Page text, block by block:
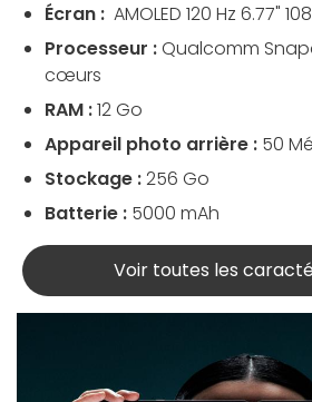
Écran : AMOLED 120 Hz 6.77"
Processeur :Qualcomm
cœurs
RAM :12 Go
Appareil photo arrière : 50
Stockage :256 Go
Batterie : 5000 mAh
Voir toutes les